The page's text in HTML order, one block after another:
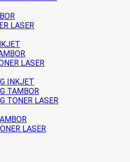
LASER
LASER
INKJET
TAMBOR
TONER LASER
LASER